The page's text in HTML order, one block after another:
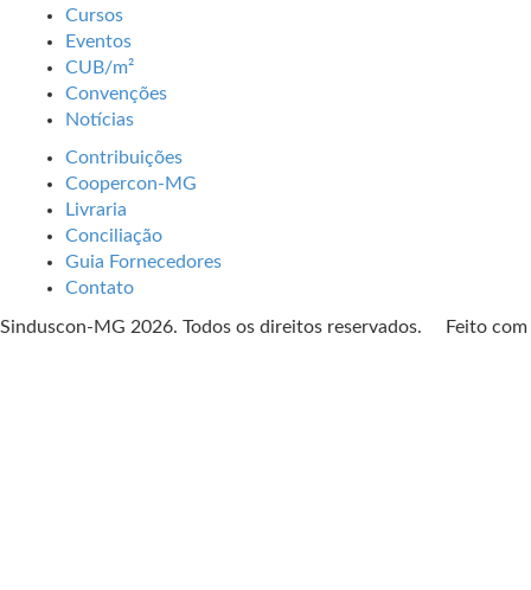
Cursos
Eventos
CUB/m²
Convenções
Notícias
Contribuições
Coopercon-MG
Livraria
Conciliação
Guia Fornecedores
Contato
Sinduscon-MG 2026. Todos os direitos reservados. Feito com